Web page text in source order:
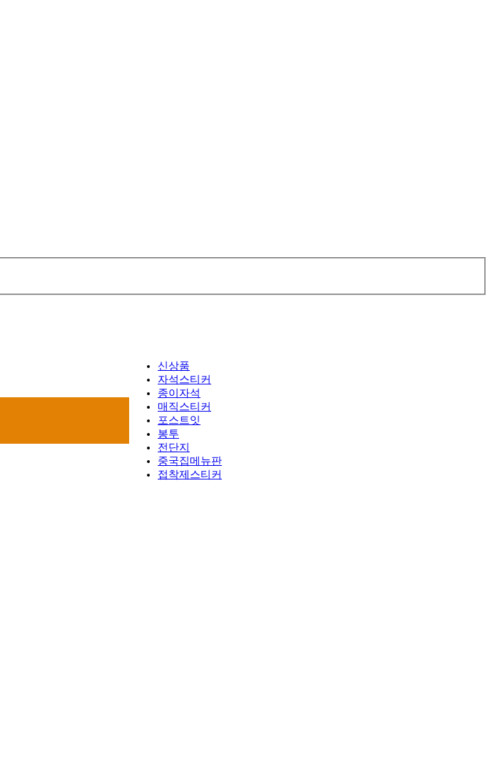
신상품
자석스티커
종이자석
매직스티커
포스트잇
봉투
전단지
중국집메뉴판
접착제스티커